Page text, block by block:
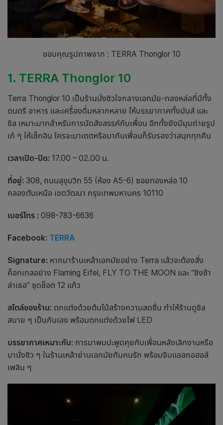
ขอบคุณรูปภาพจาก : TERRA Thonglor 10
1. TERRA Thonglor 10
Terra Thonglor 10 เป็นร้านนั่งชิวใจกลางเอกมัย-ทองหล่อที่มีทั้ง
ดนตรี อาหาร และเครื่องดื่มหลากหลาย ให้บรรยากาศทั้งมันส์ และ
ชิล เหมาะมากสำหรับการนัดสังสรรค์กับเพื่อน อีกทั้งยังมีมุมถ่ายรูป
เก๋ ๆ ให้เช็กอิน ใครจะมาเดตหรือมากับเพื่อนก็รับรองว่าสนุกทุกคืน
เวลาเปิด-ปิด: 17.00 – 02.00 น.
ที่อยู่: 308, ถนนสุขุมวิท 55 (ห้อง A5-6) ซอยทองหล่อ 10
คลองตันเหนือ เขตวัฒนา กรุงเทพมหานคร 10110
เบอร์โทร : 098-783-6636
Facebook: TERRA
Signature: หากมาร้านเหล้าเอกมัยอย่าง Terra แล้วจะต้องสั่ง
ค็อกเทลอย่าง Flaming Eifel, FLY TO THE MOON และ “ชิงช้า
ล่าเธอ” ชุดช็อต 12 แก้ว
สไตล์ของร้าน: ตกแต่งด้วยต้นไม้สร้างความสดชื่น ทำให้ร้านดูชิล
สบาย ๆ เป็นกันเอง พร้อมตกแต่งด้วยไฟ LED
บรรยากาศเหมาะกับ: การมาพบปะพูดคุยกับเพื่อนหลังเลิกงานหรือ
มานั่งชิว ๆ ในร้านเหล้าย่านเอกมัยกับคนรัก พร้อมจิบแอลกอฮอล์
เพลิน ๆ